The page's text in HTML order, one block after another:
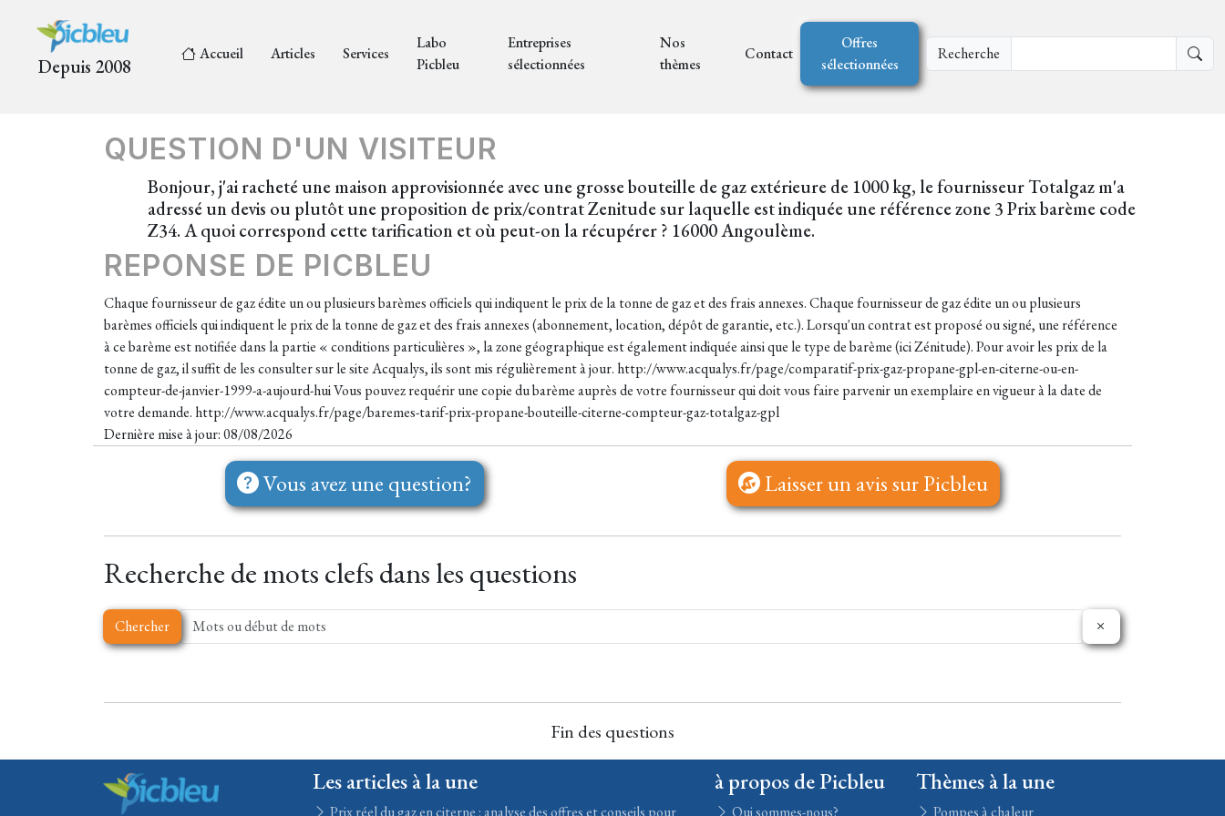
Depuis 2008
Accueil Articles Services
Labo
Picbleu
Entreprises
sélectionnées
Nos
thèmes
Contact
Offres
sélectionnées
Recherche
QUESTION D'UN VISITEUR
Bonjour, j'ai racheté une maison approvisionnée avec une grosse bouteille de gaz extérieure de 1000 kg, le fournisseur Totalgaz m'a
adressé un devis ou plutôt une proposition de prix/contrat Zenitude sur laquelle est indiquée une référence zone 3 Prix barème code
Z34. A quoi correspond cette tarification et où peut-on la récupérer ? 16000 Angoulème.
REPONSE DE PICBLEU
Chaque fournisseur de gaz édite un ou plusieurs barèmes officiels qui indiquent le prix de la tonne de gaz et des frais annexes. Chaque fournisseur de gaz édite un ou plusieurs
barèmes officiels qui indiquent le prix de la tonne de gaz et des frais annexes (abonnement, location, dépôt de garantie, etc.). Lorsqu'un contrat est proposé ou signé, une référence
à ce barème est notifiée dans la partie « conditions particulières », la zone géographique est également indiquée ainsi que le type de barème (ici Zénitude). Pour avoir les prix de la
tonne de gaz, il suffit de les consulter sur le site Acqualys, ils sont mis régulièrement à jour. http://www.acqualys.fr/page/comparatif-prix-gaz-propane-gpl-en-citerne-ou-en-
compteur-de-janvier-1999-a-aujourd-hui Vous pouvez requérir une copie du barème auprès de votre fournisseur qui doit vous faire parvenir un exemplaire en vigueur à la date de
votre demande. http://www.acqualys.fr/page/baremes-tarif-prix-propane-bouteille-citerne-compteur-gaz-totalgaz-gpl
Dernière mise à jour: 08/08/2026
Vous avez une question? Laisser un avis sur Picbleu
Recherche de mots clefs dans les questions
Chercher
Fin des questions
Les articles à la une
Prix réel du gaz en citerne : analyse des offres et conseils pour
à propos de Picbleu
Qui sommes-nous?
Thèmes à la une
Pompes à chaleur